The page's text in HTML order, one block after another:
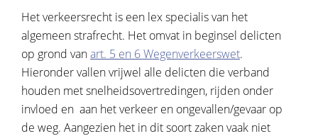
Het verkeersrecht is een lex specialis van het
algemeen strafrecht. Het omvat in beginsel delicten
op grond vanart. 5 en 6 Wegenverkeerswet.
Hieronder vallen vrijwel alle delicten die verband
houden met snelheidsovertredingen, rijden onder
invloed en aan het verkeer en ongevallen/gevaar op
de weg. Aangezien het in dit soort zaken vaak niet